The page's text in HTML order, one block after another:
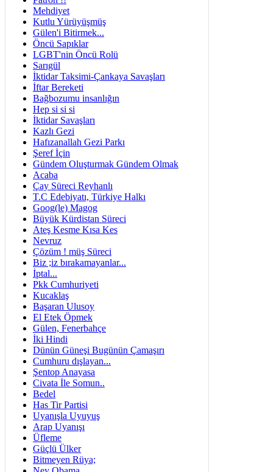
Mehdiyet
Kutlu Yürüyüşmüş
Gülen'i Bitirmek...
Öncü Sapıklar
LGBT'nin Öncü Rolü
Sarıgül
İktidar Taksimi-Çankaya Savaşları
İftar Bereketi
Bağbozumu insanlığın
Hep si si si
İktidar Savaşları
Kazlı Gezi
Hafızanallah Gezi Parkı
Şeref İçin
Gündem Oluşturmak Gündem Olmak
Acaba
Çay Süreci Reyhanlı
T.C Edebiyatı, Türkiye Halkı
Goog(le) Magog
Büyük Kürdistan Süreci
Ateş Kesme Kısa Kes
Nevruz
Çözüm ! müş Süreci
Biz ;iz bırakamayanlar...
İptal...
Pkk Cumhuriyeti
Kucaklaş
Başaran Ulusoy
El Etek Öpmek
Gülen, Fenerbahçe
İki Hindi
Dünün Güneşi Bugünün Çamaşırı
Cumhuru dışlayan...
Şentop Anayasa
Civata İle Somun..
Bedel
Has Tir Partisi
Uyanışla Uyuyuş
Arap Uyanışı
Üfleme
Güçlü Ülker
Bitmeyen Rüya;